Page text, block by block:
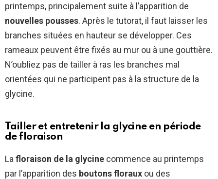
printemps, principalement suite à l’apparition de
nouvelles pousses. Après le tutorat, il faut laisser les
branches situées en hauteur se développer. Ces
rameaux peuvent être fixés au mur ou à une gouttière.
N’oubliez pas de tailler à ras les branches mal
orientées qui ne participent pas à la structure de la
glycine.
Tailler et entretenir la glycine en période
de floraison
La floraison de la glycine commence au printemps
par l’apparition des boutons floraux ou des